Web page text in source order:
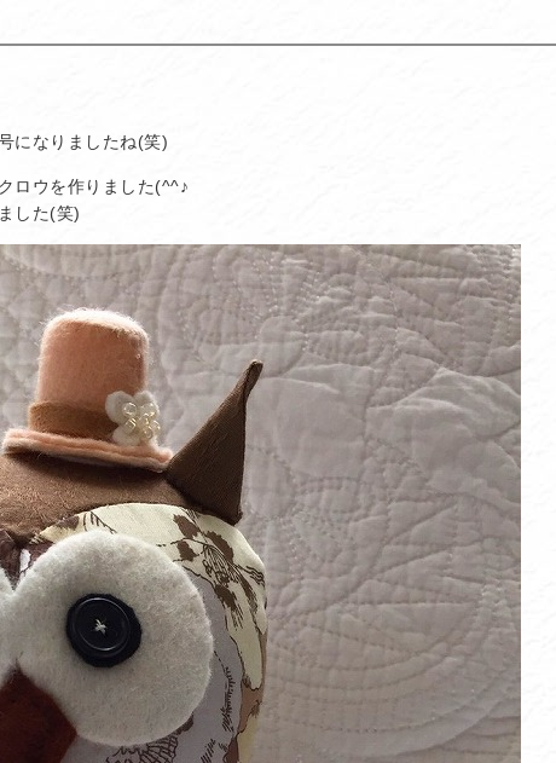
になりましたね(笑)
ロウを作りました(^^♪
した(笑)